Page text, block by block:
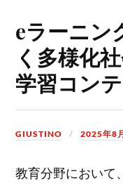
eラーニン
く多様化
学習コン
GIUSTINO 2025年8
教育分野において